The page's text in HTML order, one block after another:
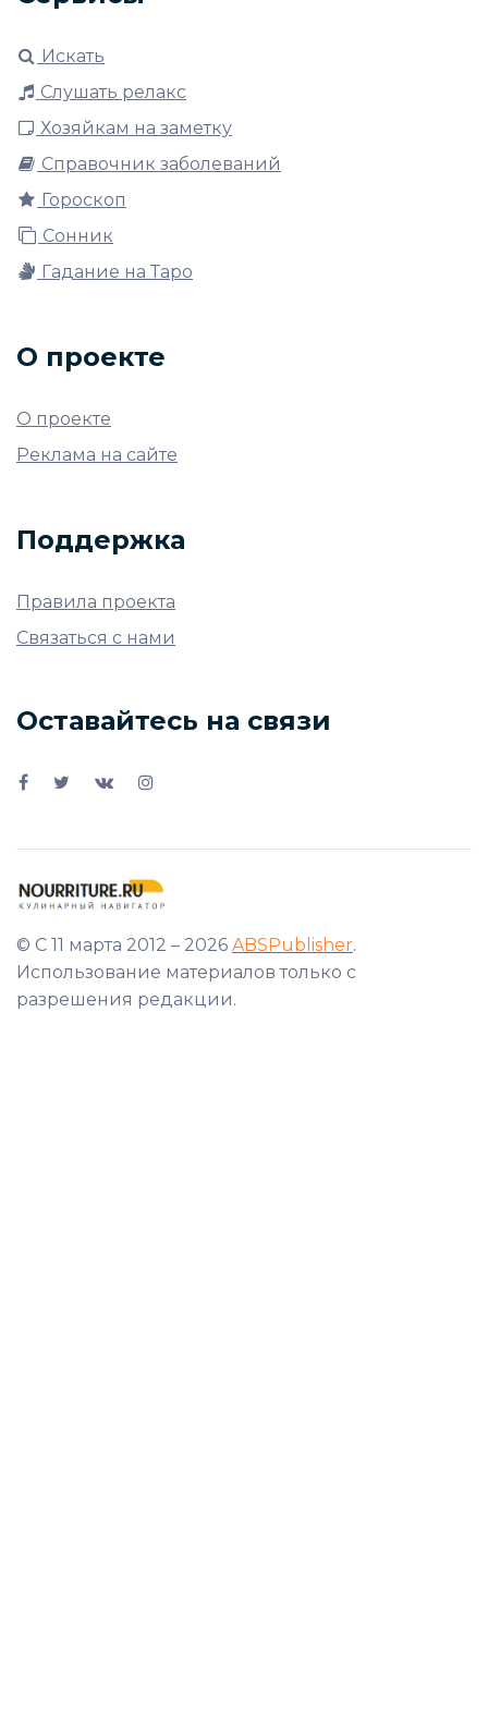
Искать
Слушать релакс
Хозяйкам на заметку
Справочник заболеваний
Гороскоп
Сонник
Гадание на Таро
О проекте
О проекте
Реклама на сайте
Поддержка
Правила проекта
Связаться с нами
Оставайтесь на связи
© С 11 марта 2012 – 2026 ABSPublisher.
Использование материалов только с
разрешения редакции.